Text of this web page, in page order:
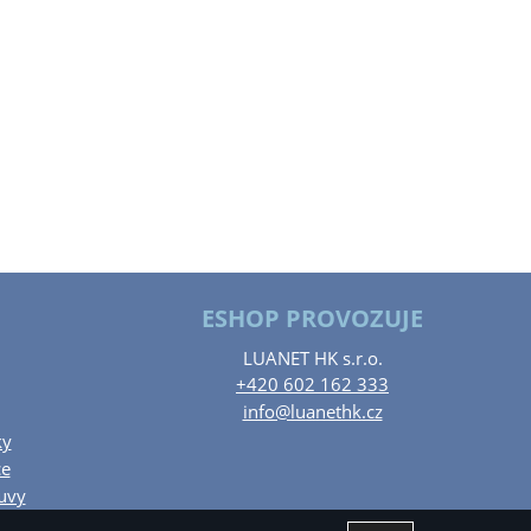
ESHOP PROVOZUJE
LUANET HK s.r.o.
+420 602 162 333
info@luanethk.cz